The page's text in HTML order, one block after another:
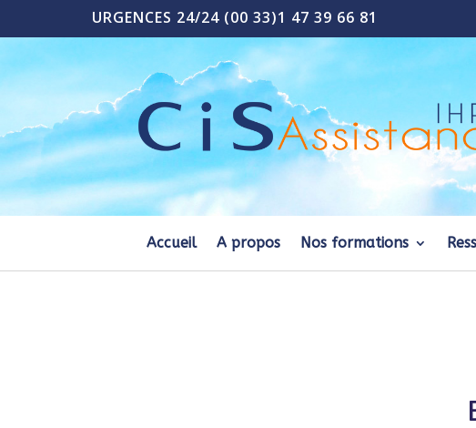
URGENCES 24/24 (00 33)1 47 39 66 81
Accueil A propos Nos formations